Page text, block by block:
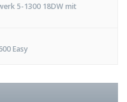
5-1300 18DW mit
Easy